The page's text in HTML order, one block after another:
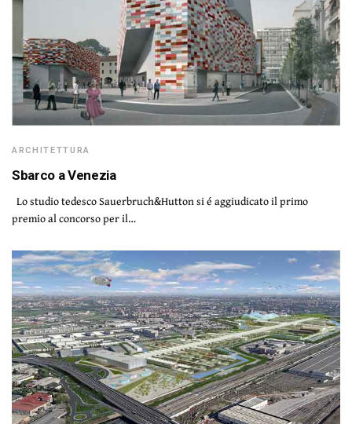
ARCHITETTURA
Sbarco a Venezia
Lo studio tedesco Sauerbruch&Hutton si é aggiudicato il primo
premio al concorso per il…